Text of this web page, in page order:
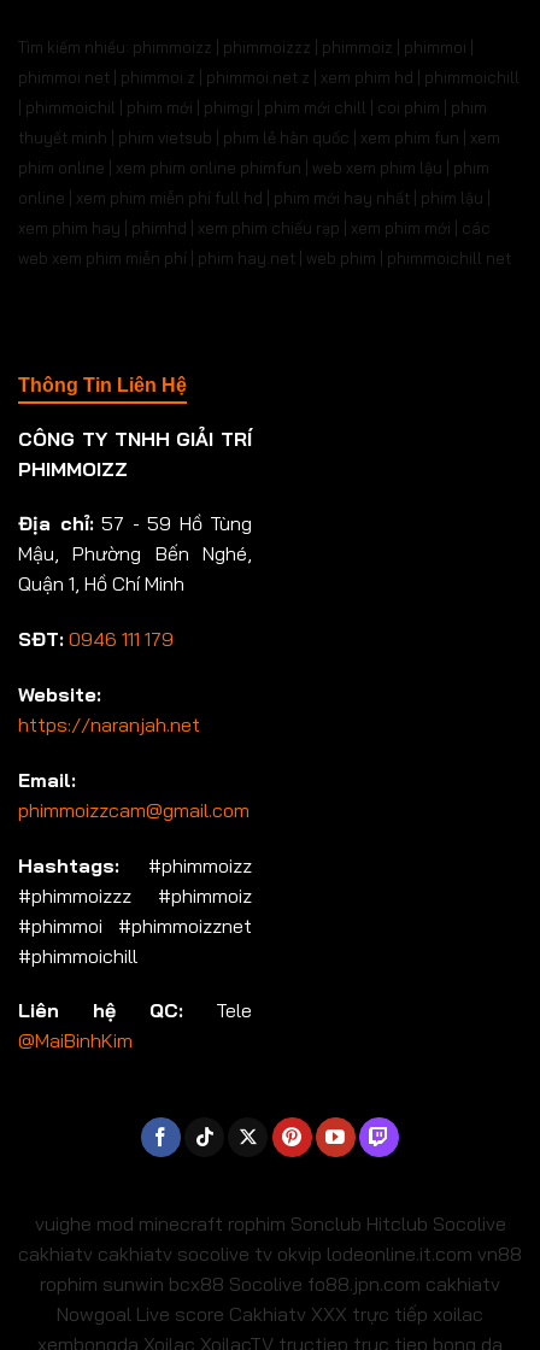
Tìm kiếm nhiều: phimmoizz | phimmoizzz | phimmoiz | phimmoi |
phimmoi net | phimmoi.z | phimmoi.net z | xem phim hd | phimmoichill
| phimmoichil | phim mới | phimgi | phim mới chill | coi phim | phim
thuyết minh | phim vietsub | phim lẻ hàn quốc | xem phim fun | xem
phim online | xem phim online phimfun | web xem phim lậu | phim
online | xem phim miễn phí full hd | phim mới hay nhất | phim lậu |
xem phim hay | phimhd | xem phim chiếu rạp | xem phim mới | các
web xem phim miễn phí | phim hay.net | web phim | phimmoichill net
Thông Tin Liên Hệ
CÔNG TY TNHH GIẢI TRÍ
PHIMMOIZZ
Địa chỉ:57 - 59 Hồ Tùng
Mậu, Phường Bến Nghé,
Quận 1, Hồ Chí Minh
SĐT: 0946 111 179
Website:
https://naranjah.net
Email:
phimmoizzcam@gmail.com
Hashtags: #phimmoizz
#phimmoizzz #phimmoiz
#phimmoi #phimmoizznet
#phimmoichill
Liên hệ QC: Tele
@MaiBinhKim
vuighe mod minecraft rophim Sonclub Hitclub Socolive
cakhiatv cakhiatv socolive tv okvip lodeonline.it.com vn88
rophim sunwin bcx88 Socolive fo88.jpn.com cakhiatv
Nowgoal Live score Cakhiatv XXX trực tiếp xoilac
xembongda Xoilac XoilacTV tructiep truc tiep bong da